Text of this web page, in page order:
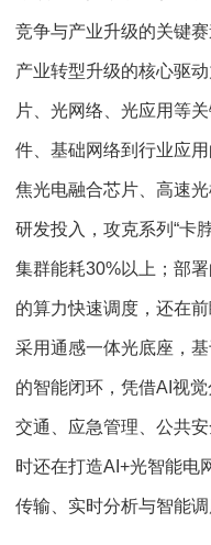
竞争与产业升级的关键
产业转型升级的核心驱
片、光网络、光应用等
件、基础网络到行业应
焦光电融合芯片、高速
研发投入，攻克系列“卡
集群能耗30%以上；部
的算力快速调度，还在
采用通感一体光底座，
的智能闭环，凭借AI视
交通、应急管理、公共
时还在打造AI+光智能电
传输、实时分析与智能